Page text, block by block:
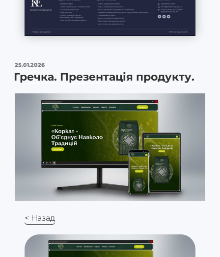
25.01.2026
Гречка. Презентація продукту.
< Назад